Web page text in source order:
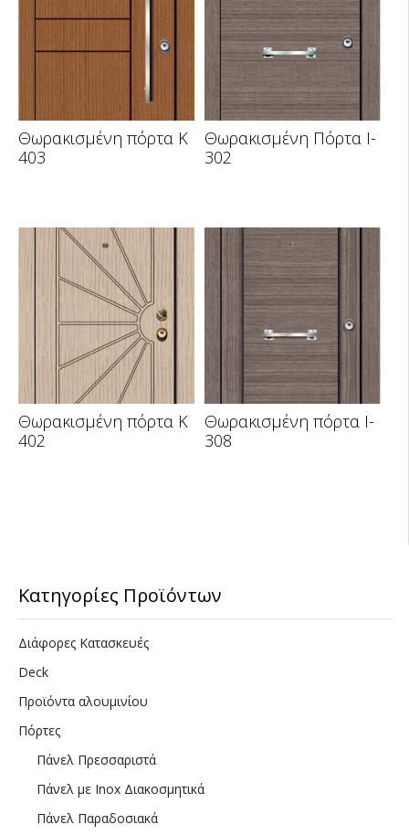
Θωρακισμένη πόρτα K
403
Θωρακισμένη Πόρτα I-
302
Θωρακισμένη πόρτα K
402
Θωρακισμένη πόρτα I-
308
Κατηγορίες Προϊόντων
Διάφορες Κατασκευές
Deck
Προϊόντα αλουμινίου
Πόρτες
Πάνελ Πρεσσαριστά
Πάνελ με Inox Διακοσμητικά
Πάνελ Παραδοσιακά